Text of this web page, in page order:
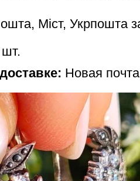
Міст, Укрпошта
Новая